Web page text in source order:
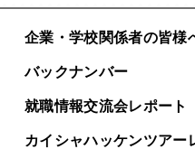
企業・学校関係者の皆様
バックナンバー
就職情報交流会レポート
カイシャハッケンツアー